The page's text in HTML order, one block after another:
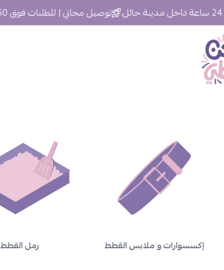
توصيل مجاني | للطلبات فوق 250 ريال داخل مدينة حائل
إكسسوارات و ملابس القطط رمل القطط